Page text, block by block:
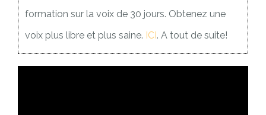
formation sur la voix de 30 jours. Obtenez une
voix plus libre et plus saine. ICI . A tout de suite!